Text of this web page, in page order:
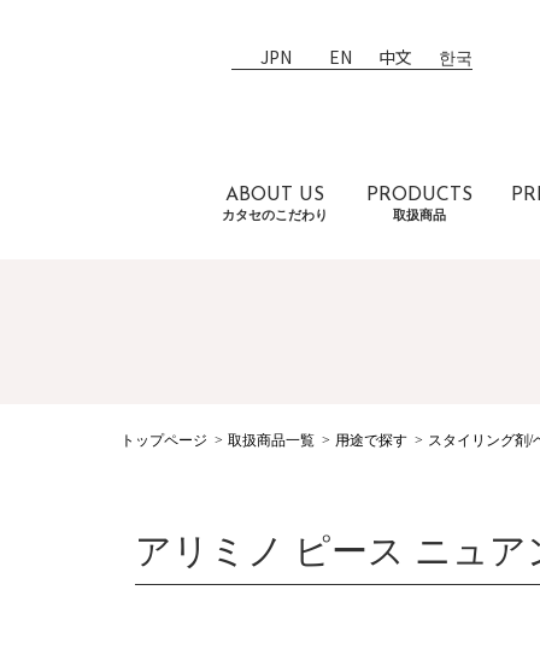
JPN EN 中文 한국
ABOUT US
カタセのこだわり
PRODUCTS
取扱商品
トップページ 取扱商品一覧 用途で探す スタイリング剤/
アリミノ ピース ニュア